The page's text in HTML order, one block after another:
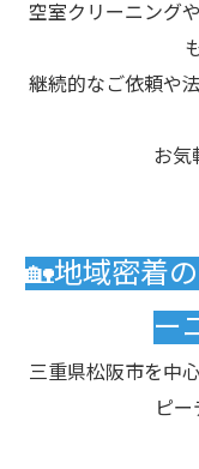
空室クリーニング
継続的なご依頼や
お気
🏡地域密着
ー
三重県松阪市を中
ピー